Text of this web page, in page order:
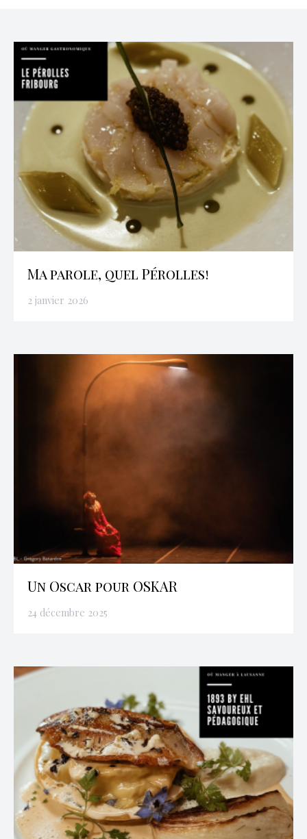
Ma parole, quel Pérolles!
2 janvier 2026
Un Oscar pour OSKAR
24 décembre 2025